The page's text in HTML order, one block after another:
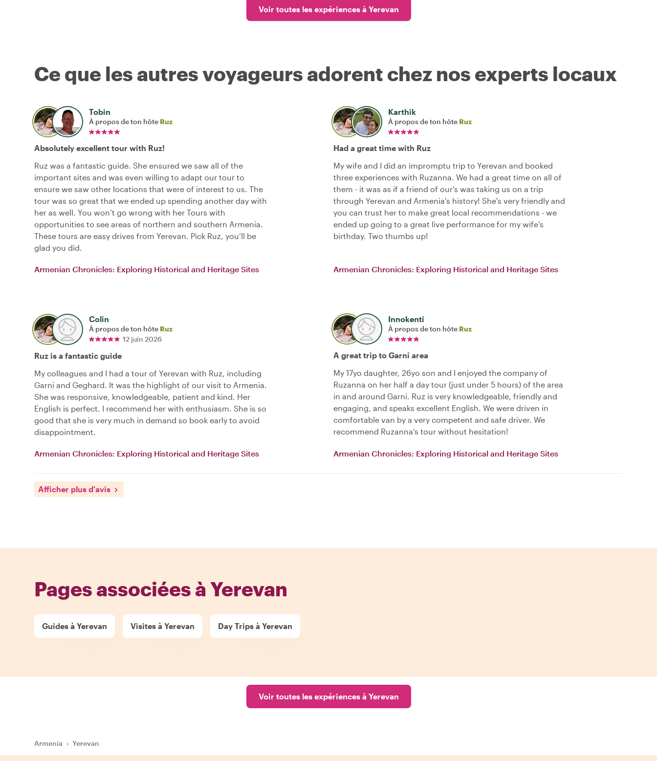
Voir toutes les expériences à Yerevan
Ce que les autres voyageurs adorent chez nos experts locaux
Tobin
À propos de ton hôte Ruz
Absolutely excellent tour with Ruz!
Ruz was a fantastic guide. She ensured we saw all of the
important sites and was even willing to adapt our tour to
ensure we saw other locations that were of interest to us. The
tour was so great that we ended up spending another day with
her as well. You won’t go wrong with her Tours with
opportunities to see areas of northern and southern Armenia.
These tours are easy drives from Yerevan. Pick Ruz, you’ll be
glad you did.
Armenian Chronicles: Exploring Historical and Heritage Sites
Karthik
À propos de ton hôte Ruz
Had a great time with Ruz
My wife and I did an impromptu trip to Yerevan and booked
three experiences with Ruzanna. We had a great time on all of
them - it was as if a friend of our's was taking us on a trip
through Yerevan and Armenia's history! She's very friendly and
you can trust her to make great local recommendations - we
ended up going to a great live performance for my wife's
birthday. Two thumbs up!
Armenian Chronicles: Exploring Historical and Heritage Sites
Colin
À propos de ton hôte Ruz
12 juin 2026
Ruz is a fantastic guide
My colleagues and I had a tour of Yerevan with Ruz, including
Garni and Geghard. It was the highlight of our visit to Armenia.
She was responsive, knowledgeable, patient and kind. Her
English is perfect. I recommend her with enthusiasm. She is so
good that she is very much in demand so book early to avoid
disappointment.
Armenian Chronicles: Exploring Historical and Heritage Sites
Innokenti
À propos de ton hôte Ruz
A great trip to Garni area
My 17yo daughter, 26yo son and I enjoyed the company of
Ruzanna on her half a day tour (just under 5 hours) of the area
in and around Garni. Ruz is very knowledgeable, friendly and
engaging, and speaks excellent English. We were driven in
comfortable van by a very competent and safe driver. We
recommend Ruzanna's tour without hesitation!
Armenian Chronicles: Exploring Historical and Heritage Sites
Afficher plus d'avis
Pages associées à Yerevan
Guides à Yerevan Visites à Yerevan Day Trips à Yerevan
Voir toutes les expériences à Yerevan
Armenia › Yerevan